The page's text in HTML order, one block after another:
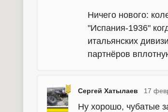
Ничего нового:
"Испания-1936"
итальянских
партнёров
Сергей Хатылаев 17
Ну хорошо, чубатые